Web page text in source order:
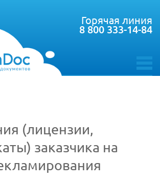
toggle
Горячая линия
8 800 333-14-84
(лицензии,
заказчика на